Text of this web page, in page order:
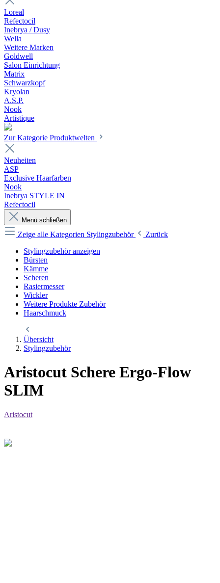
Loreal
Refectocil
Inebrya / Dusy
Wella
Weitere Marken
Goldwell
Salon Einrichtung
Matrix
Schwarzkopf
Kryolan
A.S.P.
Nook
Artistique
Zur Kategorie Produktwelten
Neuheiten
ASP
Exclusive Haarfarben
Nook
Inebrya STYLE IN
Refectocil
Menü schließen
Zeige alle Kategorien Stylingzubehör
Zurück
Stylingzubehör anzeigen
Bürsten
Kämme
Scheren
Rasiermesser
Wickler
Weitere Produkte Zubehör
Haarschmuck
Übersicht
Stylingzubehör
Aristocut Schere Ergo-Flow
SLIM
Aristocut